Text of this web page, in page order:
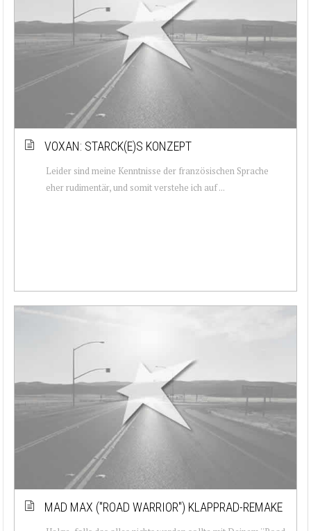
VOXAN: STARCK(E)S KONZEPT
Leider sind meine Kenntnisse der französischen Sprache
eher rudimentär, und somit verstehe ich auf ...
MAD MAX (''ROAD WARRIOR'') KLAPPRAD-REMAKE